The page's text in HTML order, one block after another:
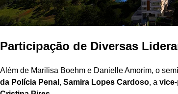
Participação de Diversas
Além de Marilisa Boehm e Danielle Amorim, o
da Polícia Penal , Samira Lopes Cardoso, a